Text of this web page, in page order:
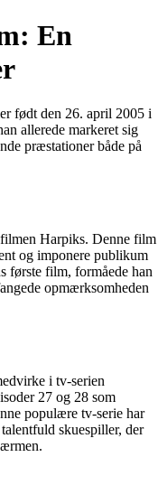
En
født den 26. april 2005 i
allerede markeret sig
præstationer både på
Harpiks. Denne film
og imponere publikum
første film, formåede han
opmærksomheden
i tv-serien
27 og 28 som
populære tv-serie har
skuespiller, der